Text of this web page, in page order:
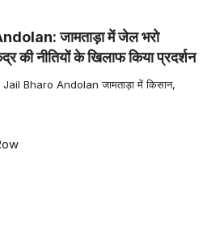
जामताड़ा में जेल भरो
की नीतियों के खिलाफ किया प्रदर्शन
Bharo Andolan जामताड़ा में किसान,